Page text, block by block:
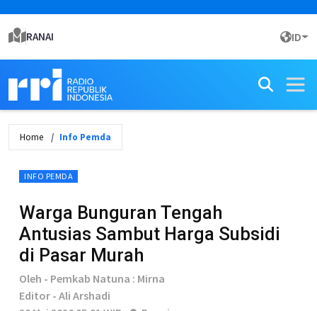
RANAI ID
Home Info Pemda
INFO PEMDA
Warga Bunguran Tengah
Antusias Sambut Harga Subsidi
di Pasar Murah
Oleh - Pemkab Natuna : Mirna
Editor - Ali Arshadi